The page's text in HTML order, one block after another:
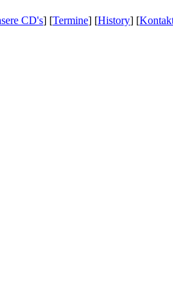
CD's] [Termine] [History] [